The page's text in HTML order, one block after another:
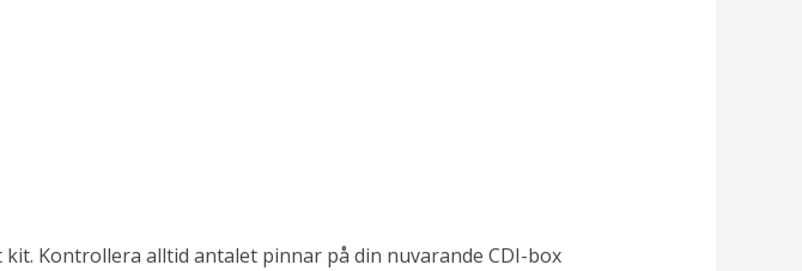
Kontrollera alltid antalet pinnar på din nuvarande CDI-box